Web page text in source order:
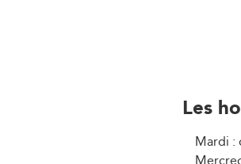
Les
Mardi :